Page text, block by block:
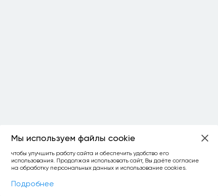
Фильтры
Мы используем файлы cookie
чтобы улучшить работу сайта и обеспечить удобство его
использования. Продолжая использовать сайт, Вы даёте согласие
на обработку персональных данных и использование cookies.
Подробнее
ОСТАЛОСЬ:
уточнить фильтр сравнить топ-3
спросить ИИ